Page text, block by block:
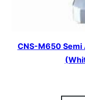
CNS-M650 Semi